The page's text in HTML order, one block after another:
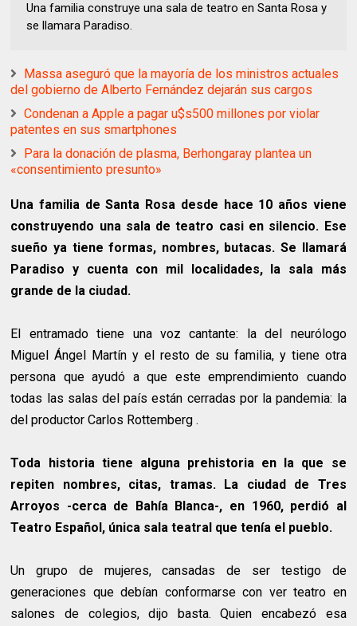
Una familia construye una sala de teatro en Santa Rosa y
se llamara Paradiso.
Massa aseguró que la mayoría de los ministros actuales
del gobierno de Alberto Fernández dejarán sus cargos
Condenan a Apple a pagar u$s500 millones por violar
patentes en sus smartphones
Para la donación de plasma, Berhongaray plantea un
«consentimiento presunto»
Una familia de Santa Rosa desde hace 10 años viene
construyendo una sala de teatro casi en silencio. Ese
sueño ya tiene formas, nombres, butacas. Se llamará
Paradiso y cuenta con mil localidades, la sala más
grande de la ciudad.
El entramado tiene una voz cantante: la del neurólogo
Miguel Ángel Martín y el resto de su familia, y tiene otra
persona que ayudó a que este emprendimiento cuando
todas las salas del país están cerradas por la pandemia: la
del productor Carlos Rottemberg .
Toda historia tiene alguna prehistoria en la que se
repiten nombres, citas, tramas. La ciudad de Tres
Arroyos -cerca de Bahía Blanca-, en 1960, perdió al
Teatro Español, única sala teatral que tenía el pueblo.
Un grupo de mujeres, cansadas de ser testigo de
generaciones que debían conformarse con ver teatro en
salones de colegios, dijo basta. Quien encabezó esa